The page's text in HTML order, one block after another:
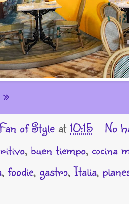
»
Fan of Style at 10:15
No
, buen tiempo, cocina
, foodie, gastro,Italia,